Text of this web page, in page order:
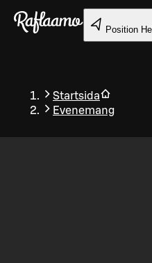
Gå till huvudinnehållet
Position
Startsida
Evenemang
Tillbaka